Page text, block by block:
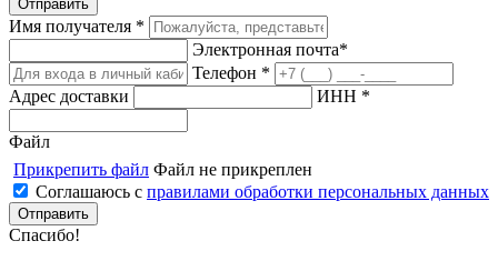
Имя получателя *
Электронная почта*
Телефон *
Адрес доставки
ИНН *
Файл
Прикрепить файл Файл не прикреплен
Соглашаюсь с правилами обработки персональных данных
Спасибо!